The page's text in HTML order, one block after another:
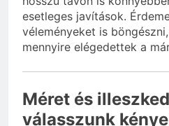
esetleges javítások.
véleményeket is
mennyire elégedettek a
Méret és
válasszunk